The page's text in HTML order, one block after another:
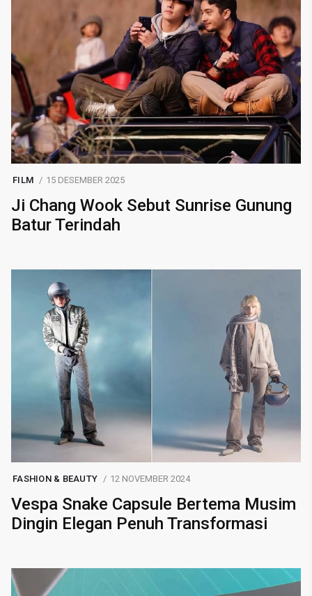
FILM 15 DESEMBER 2025
Ji Chang Wook Sebut Sunrise Gunung
Batur Terindah
FASHION & BEAUTY 12 NOVEMBER 2024
Vespa Snake Capsule Bertema Musim
Dingin Elegan Penuh Transformasi